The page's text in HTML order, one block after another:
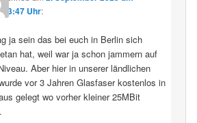
13:47 Uhr:
ja sein das bei euch in Berlin sich
hat, weil war ja schon jammern auf
Aber hier in unserer ländlichen
vor 3 Jahren Glasfaser kostenlos in
gelegt wo vorher kleiner 25MBit